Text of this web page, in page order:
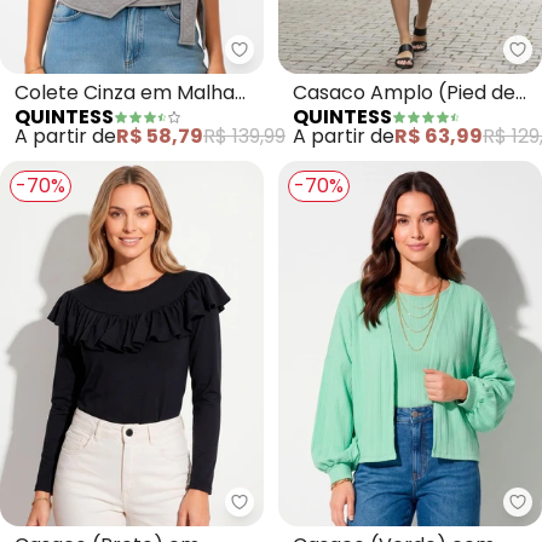
Quintess - Colete Cinza em
Colete Cinza em Malha
Matelassê Transpassado
com Ajuste Lateral
QUINTESS
A partir deR$ 58,79R$ 139,99
Casaco Amplo (Pied de
Poule)
QUINTESS
A partir deR$ 63,99R$
-70%
Quintess - Casaco (Preto) em
-70%